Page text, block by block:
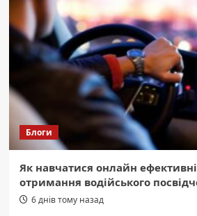
Блоги
Як навчатися онлайн
отримання водійського
6 днів тому назад